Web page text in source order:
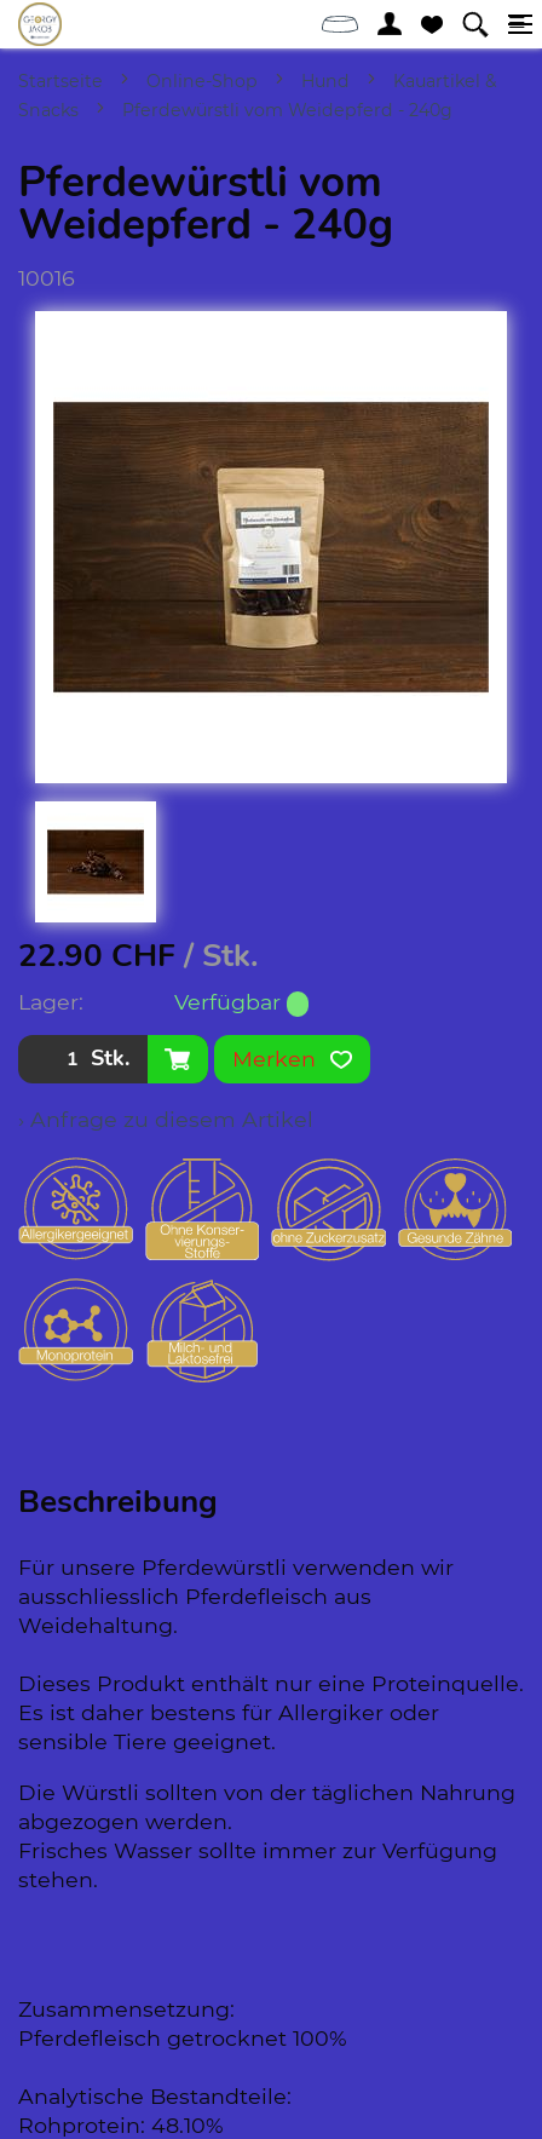
Startseite Online-Shop Hund
Kauartikel &
Snacks
Pferdewürstli vom Weidepferd - 240g
Pferdewürstli vom
Weidepferd - 240g
10016
22.90 CHF/ Stk.
Lager: Verfügbar
Stk. Merken
› Anfrage zu diesem Artikel
Beschreibung
Für unsere Pferdewürstli verwenden wir
ausschliesslich Pferdefleisch aus
Weidehaltung.
Dieses Produkt enthält nur eine Proteinquelle.
Es ist daher bestens für Allergiker oder
sensible Tiere geeignet.
Die Würstli sollten von der täglichen Nahrung
abgezogen werden.
Frisches Wasser sollte immer zur Verfügung
stehen.
Zusammensetzung:
Pferdefleisch getrocknet 100%
Analytische Bestandteile:
Rohprotein: 48.10%